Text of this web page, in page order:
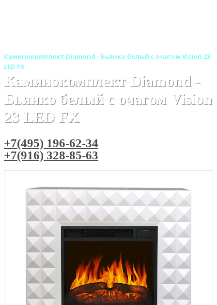
Каминокомплект Diamond - Бьянко белый с очагом Vision 23
LED FX
Каминокомплект Diamond -
Бьянко белый с очагом Vision
23 LED FX
+7(495) 196-62-34
+7(916) 328-85-63